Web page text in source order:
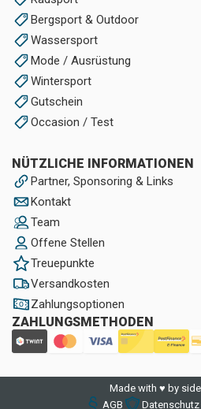
Bergsport & Outdoor
Wassersport
Mode / Ausrüstung
Wintersport
Gutschein
Occasion / Test
NÜTZLICHE INFORMATIONEN
Partner, Sponsoring & Links
Kontakt
Team
Offene Stellen
Treuepunkte
Versandkosten
Zahlungsoptionen
ZAHLUNGSMETHODEN
Made with ♥ by
AGB
Datenschutz